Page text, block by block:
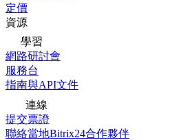
定價
資源
學習
網路研討會
服務台
指南與API文件
連線
提交票證
聯絡當地Bitrix24合作夥伴